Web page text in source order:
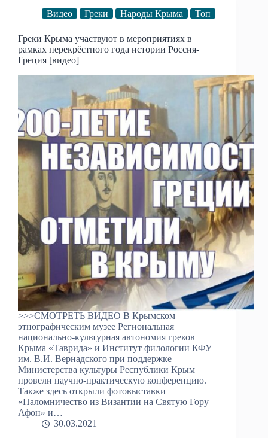
Видео Греки Народы Крыма Топ
Греки Крыма участвуют в мероприятиях в
рамках перекрёстного года истории Россия-
Греция [видео]
>>>СМОТРЕТЬ ВИДЕО В Крымском
этнографическим музее Региональная
национально-культурная автономия греков
Крыма «Таврида» и Институт филологии КФУ
им. В.И. Вернадского при поддержке
Министерства культуры Республики Крым
провели научно-практическую конференцию.
Также здесь открыли фотовыставки
«Паломничество из Византии на Святую Гору
Афон» и…
30.03.2021